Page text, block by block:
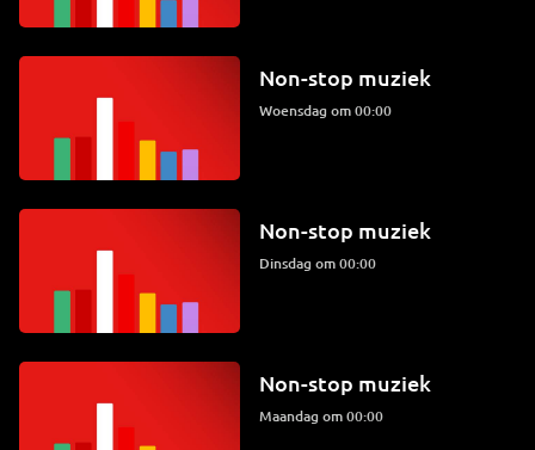
Non-stop muziek
woensdag om 00:00
Non-stop muziek
dinsdag om 00:00
Non-stop muziek
maandag om 00:00